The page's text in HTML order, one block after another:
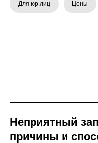
Для юр.лиц Цены
Неприятный
причины и